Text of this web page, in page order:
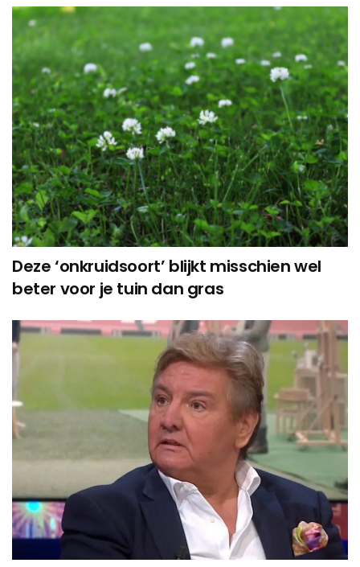
Deze ‘onkruidsoort’ blijkt misschien wel
beter voor je tuin dan gras